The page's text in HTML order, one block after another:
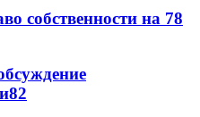
собственности на 78
82